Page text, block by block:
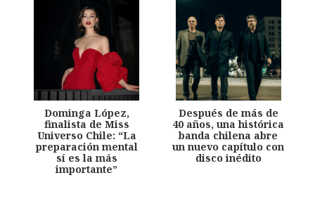
Dominga López,
finalista de Miss
Universo Chile: “La
preparación mental
sí es la más
importante”
Después de más de
40 años, una histórica
banda chilena abre
un nuevo capítulo con
disco inédito